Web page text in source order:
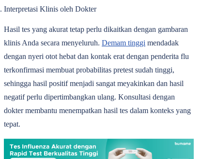
Interpretasi Klinis oleh Dokter
Hasil tes yang akurat tetap perlu dikaitkan dengan gambaran
klinis Anda secara menyeluruh. Demam tinggi mendadak
dengan nyeri otot hebat dan kontak erat dengan penderita flu
terkonfirmasi membuat probabilitas pretest sudah tinggi,
sehingga hasil positif menjadi sangat meyakinkan dan hasil
negatif perlu dipertimbangkan ulang. Konsultasi dengan
dokter membantu menempatkan hasil tes dalam konteks yang
tepat.